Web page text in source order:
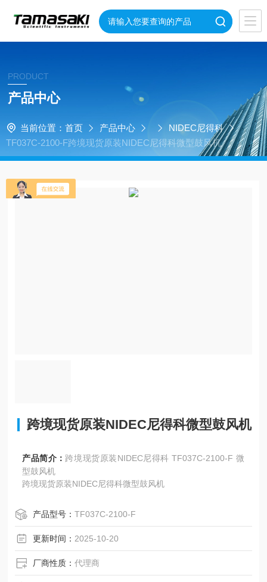
PRODUCT
产品中心
当前位置： 首页 产品中心
NIDEC尼得科
TF037C-2100-F跨境现货原装NIDEC尼得科微型鼓风机
跨境现货原装NIDEC尼得科微型鼓风机
产品简介： 跨境现货原装NIDEC尼得科 TF037C-2100-F 微
型鼓风机
跨境现货原装NIDEC尼得科微型鼓风机
产品型号：TF037C-2100-F
更新时间： 2025-10-20
厂商性质：代理商